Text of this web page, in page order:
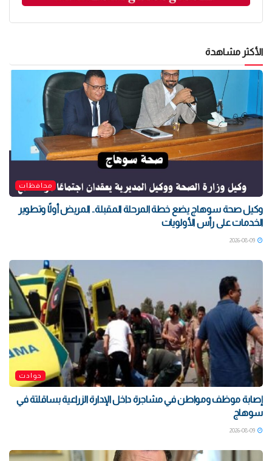
الأكثر مشاهدة
محافظات
وكيل صحة سوهاج يضع خطة المرحلة المقبلة.. المريض أولًا وتطوير
الخدمات على رأس الأولويات
2026-08-09
حوادث
إصابة موظف ومواطن في مشاجرة داخل الإدارة الزراعية بساقلتة في
سوهاج
2026-08-09